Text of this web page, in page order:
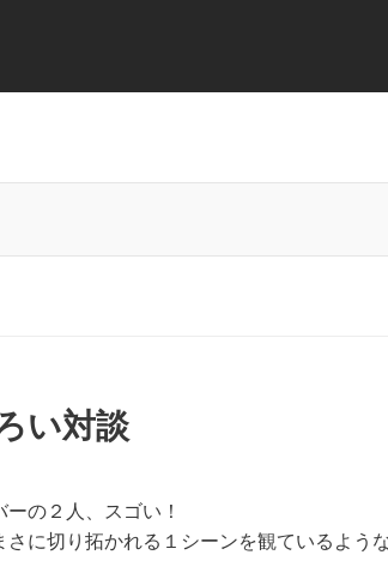
い対談
の２人、スゴい！
さに切り拓かれる１シーンを観ているよう